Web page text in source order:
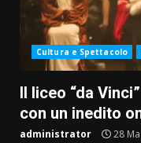
Cultura e Spettacolo
Il liceo “da
con un inedito
administrator 28